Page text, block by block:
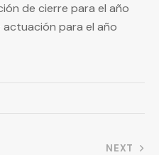
de cierre para el año
para el año
NEXT